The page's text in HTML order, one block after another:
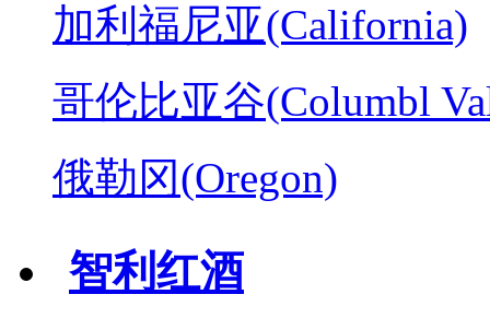
加利福尼亚(California)
哥伦比亚谷(Columbl
俄勒冈(Oregon)
智利红酒